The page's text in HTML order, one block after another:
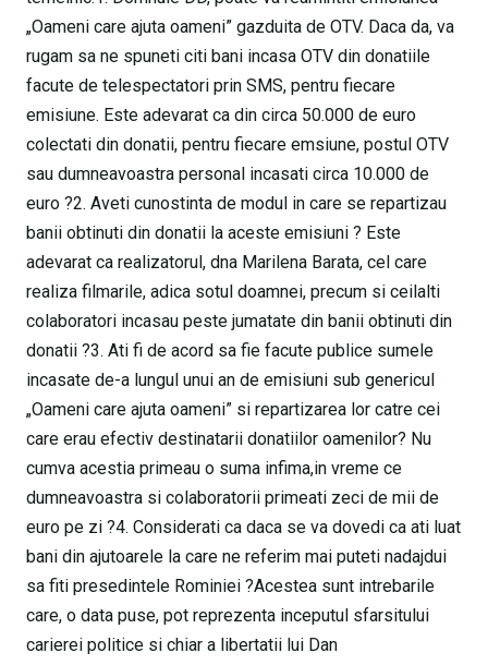
„Oameni care ajuta oameni” gazduita de OTV. Daca da, va
rugam sa ne spuneti citi bani incasa OTV din donatiile
facute de telespectatori prin SMS, pentru fiecare
emisiune. Este adevarat ca din circa 50.000 de euro
colectati din donatii, pentru fiecare emsiune, postul OTV
sau dumneavoastra personal incasati circa 10.000 de
euro ?2. Aveti cunostinta de modul in care se repartizau
banii obtinuti din donatii la aceste emisiuni ? Este
adevarat ca realizatorul, dna Marilena Barata, cel care
realiza filmarile, adica sotul doamnei, precum si ceilalti
colaboratori incasau peste jumatate din banii obtinuti din
donatii ?3. Ati fi de acord sa fie facute publice sumele
incasate de-a lungul unui an de emisiuni sub genericul
„Oameni care ajuta oameni” si repartizarea lor catre cei
care erau efectiv destinatarii donatiilor oamenilor? Nu
cumva acestia primeau o suma infima,in vreme ce
dumneavoastra si colaboratorii primeati zeci de mii de
euro pe zi ?4. Considerati ca daca se va dovedi ca ati luat
bani din ajutoarele la care ne referim mai puteti nadajdui
sa fiti presedintele Rominiei ?Acestea sunt intrebarile
care, o data puse, pot reprezenta inceputul sfarsitului
carierei politice si chiar a libertatii lui Dan